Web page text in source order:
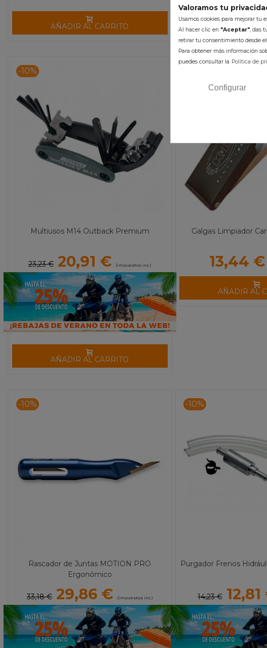
AÑADIR AL CARRITO
AÑADIR AL
-10%
Multiusos M14 Outback Premium
23,23 € 20,91 € (impuestos inc.)
AÑADIR AL CARRITO
Galgas Limpiador
13,44 €
AÑADIR AL
-10%
Rascador de Juntas MOTION PRO
Ergonómico
33,18 € 29,86 € (impuestos inc.)
-10%
Purgador Frenos
14,23 €
Valoramos tu
Usamos cookies para mejorar tu
Al hacer clic en "Aceptar", das
retirar tu consentimiento desde
Para obtener más información
puedes consultar la Política de
Configurar